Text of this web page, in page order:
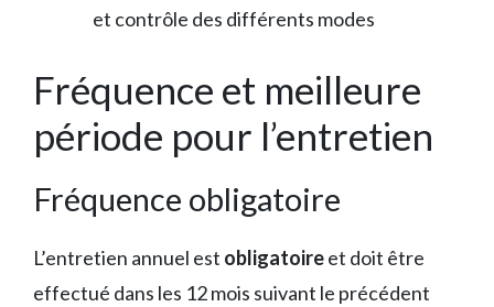
et contrôle des différents modes
Fréquence et meilleure
période pour l’entretien
Fréquence obligatoire
L’entretien annuel est obligatoireet doit être
effectué dans les 12 mois suivant le précédent